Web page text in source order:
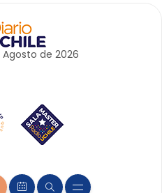
Agosto de 2026